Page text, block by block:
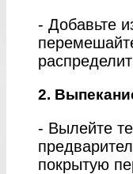
- Добавьте
2.
- Вылейте
покрытую